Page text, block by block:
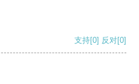
支持[0] 反对[0]